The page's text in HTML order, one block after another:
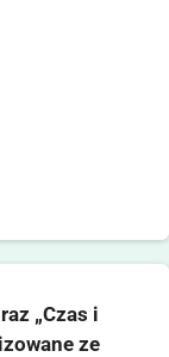
„Czas i
ze